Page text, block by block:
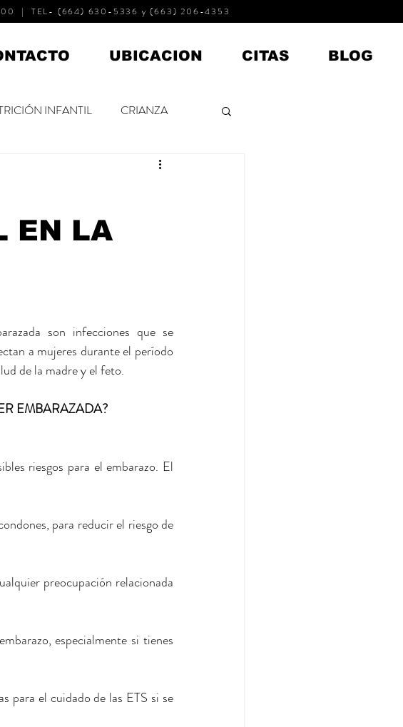
| TEL- (664) 630-5336 y (663) 206-4353
UBICACION CITAS BLOG
INFANTIL CRIANZA
ADOLESCENTES
EN LA
son infecciones que se
a mujeres durante el período
de la madre y el feto.
EMBARAZADA?
riesgos para el embarazo. El
para reducir el riesgo de
preocupación relacionada
especialmente si tienes
para el cuidado de las ETS si se